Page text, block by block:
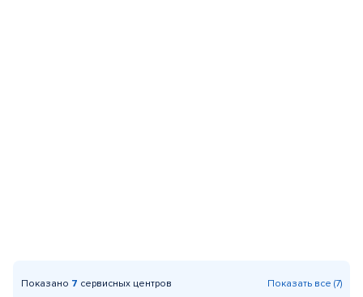
Показано 7 сервисных центров Показать все (7)